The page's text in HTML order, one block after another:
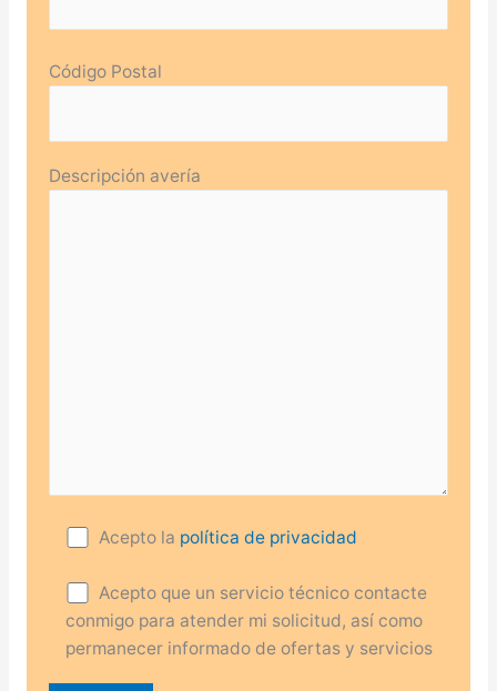
Código Postal
Descripción avería
Acepto la política de privacidad
Acepto que un servicio técnico contacte
conmigo para atender mi solicitud, así como
permanecer informado de ofertas y servicios